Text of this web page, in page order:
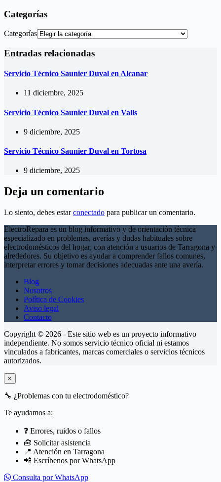
Categorías
Categorías
Entradas relacionadas
Servicio Técnico Saunier Duval en Alcanar
11 diciembre, 2025
Servicio Técnico Saunier Duval en Valls
9 diciembre, 2025
Servicio Técnico Saunier Duval en Tortosa
9 diciembre, 2025
Deja un comentario
Lo siento, debes estarconectado para publicar un comentario.
ElectroRepara es un blog informativo y de orientación técnica
especializado en problemas, averías y dudas habituales sobre
electrodomésticos del hogar, con atención a usuarios de Tarragona y
alrededores. Su objetivo es ayudar a comprender fallos comunes,
interpretar errores y tomar decisiones adecuadas ante una avería.
Blog
Nosotros
Política de Cookies
Aviso legal
Contacto
Copyright © 2026 - Este sitio web es un proyecto informativo
independiente. No somos servicio técnico oficial ni estamos
vinculados a fabricantes, marcas comerciales o servicios técnicos
autorizados.
×
🔧 ¿Problemas con tu electrodoméstico?
Te ayudamos a:
❓ Errores, ruidos o fallos
🧰 Solicitar asistencia
📍 Atención en Tarragona
📲 Escríbenos por WhatsApp
Consulta por WhatsApp